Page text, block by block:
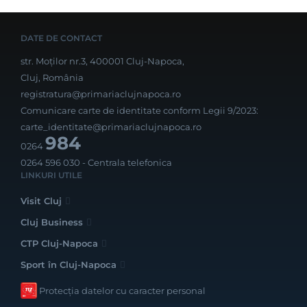
DATE DE CONTACT
str. Moților nr.3, 400001 Cluj-Napoca,
Cluj, România
registratura@primariaclujnapoca.ro
Comunicare carte de identitate conform Legii 9/2023:
carte_identitate@primariaclujnapoca.ro
0264984
0264 596 030 - Centrala telefonica
LINKURI UTILE
Visit Cluj
Cluj Business
CTP Cluj-Napoca
Sport în Cluj-Napoca
Protecția datelor cu caracter personal